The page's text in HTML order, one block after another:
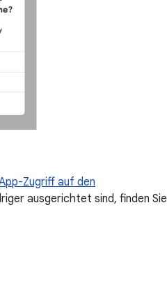
Zugriff auf den
ausgerichtet sind, finden Sie